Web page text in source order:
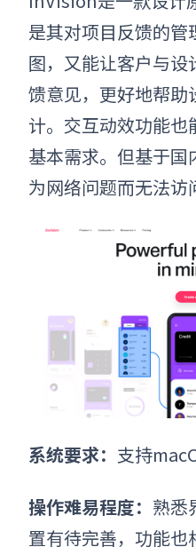
是其对项目反馈的
图，又能让客户与设
馈意见，更好地帮
计。交互动效功能
基本需求。但基于
为网络问题而无法访
系统要求： 支持
操作难易程度： 熟悉
置有待完善，功能也